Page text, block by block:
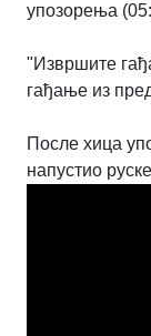
упозорења
"Извршите
гађање из
После хица
напустио